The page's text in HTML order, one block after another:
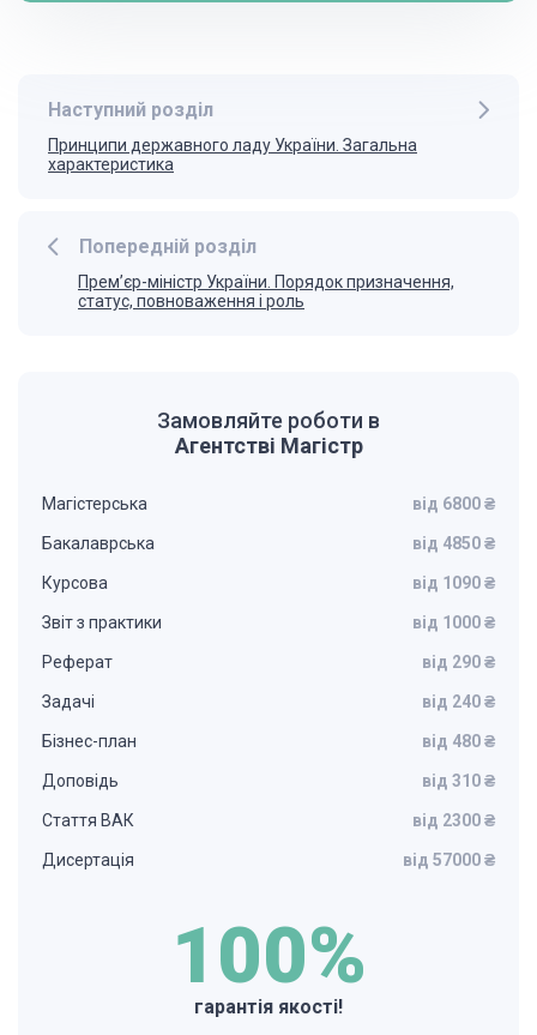
Попередній розділ
Прем’єр-міністр України. Порядок призначення,
статус, повноваження і роль
Наступний розділ
Принципи державного ладу України. Загальна
характеристика
Замовляйте роботи в
Агентстві Магістр
Магістерська від 6800 ₴
Бакалаврська від 4850 ₴
Курсова від 1090 ₴
Звіт з практики від 1000 ₴
Реферат від 290 ₴
Задачі від 240 ₴
Бізнес-план від 480 ₴
Доповідь від 310 ₴
Стаття ВАК від 2300 ₴
Дисертація від 57000 ₴
100%
гарантія якості!